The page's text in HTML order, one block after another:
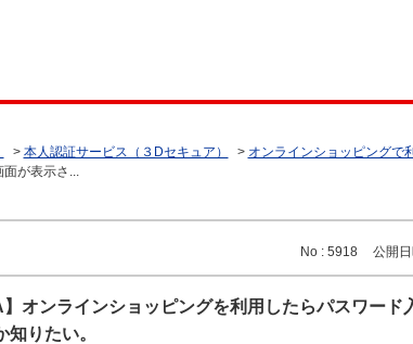
> 本人認証サービス（３Dセキュア） > オンラインショッピングで利
面が表示さ...
No : 5918 公開
】オンラインショッピングを利用したらパスワード
りたい。